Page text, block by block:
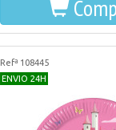
Refª 108445
ENVIO 24H